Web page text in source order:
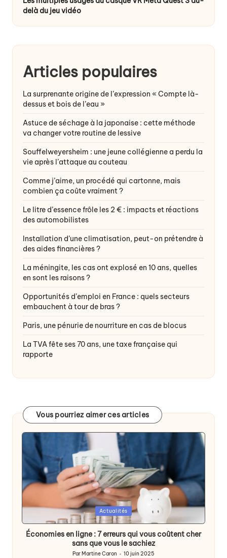
delà du jeu vidéo
Articles populaires
La surprenante origine de l’expression « Compte là-
dessus et bois de l’eau »
Astuce de séchage à la japonaise : cette méthode
va changer votre routine de lessive
Souffelweyersheim : une jeune collégienne a perdu la
vie après l’attaque au couteau
Comme j’aime, un procédé qui cartonne, mais
combien ça coûte vraiment ?
Le litre d’essence frôle les 2 € : impacts et réactions
des automobilistes
Installation d’une climatisation, peut-on prétendre à
des aides financières ?
La méningite, les cas ont explosé en 10 ans, quelles
en sont les raisons ?
Opportunités d’emploi en France : quels secteurs
embauchent à tour de bras ?
Paris, une pénurie de nourriture en cas de blocus
La TVA fête ses 70 ans, une taxe française qui
rapporte
Vous pourriez aimer ces articles
Posted
Actualités
Économies en ligne : 7 erreurs qui vous coûtent cher
sans que vous le sachiez
Par Martine Caron 10 juin 2025